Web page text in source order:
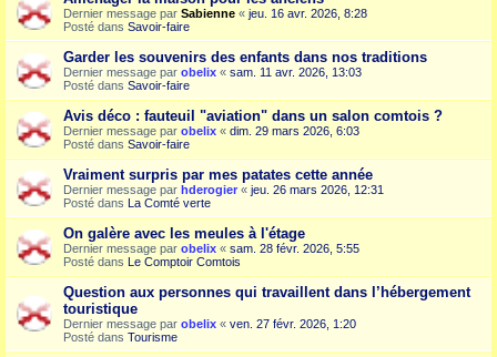
Dernier message par Sabienne « jeu. 16 avr. 2026, 8:28
Posté dans Savoir-faire
Garder les souvenirs des enfants dans nos traditions
Dernier message par obelix « sam. 11 avr. 2026, 13:03
Posté dans Savoir-faire
Avis déco : fauteuil "aviation" dans un salon comtois ?
Dernier message par obelix « dim. 29 mars 2026, 6:03
Posté dans Savoir-faire
Vraiment surpris par mes patates cette année
Dernier message par hderogier « jeu. 26 mars 2026, 12:31
Posté dans La Comté verte
On galère avec les meules à l'étage
Dernier message par obelix « sam. 28 févr. 2026, 5:55
Posté dans Le Comptoir Comtois
Question aux personnes qui travaillent dans l’hébergement
touristique
Dernier message par obelix « ven. 27 févr. 2026, 1:20
Posté dans Tourisme